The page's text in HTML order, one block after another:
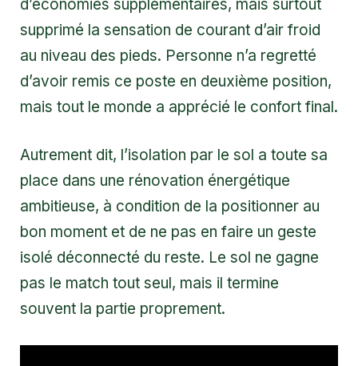
d’économies supplémentaires, mais surtout
supprimé la sensation de courant d’air froid
au niveau des pieds. Personne n’a regretté
d’avoir remis ce poste en deuxième position,
mais tout le monde a apprécié le confort final.
Autrement dit, l’isolation par le sol a toute sa
place dans une rénovation énergétique
ambitieuse, à condition de la positionner au
bon moment et de ne pas en faire un geste
isolé déconnecté du reste. Le sol ne gagne
pas le match tout seul, mais il termine
souvent la partie proprement.